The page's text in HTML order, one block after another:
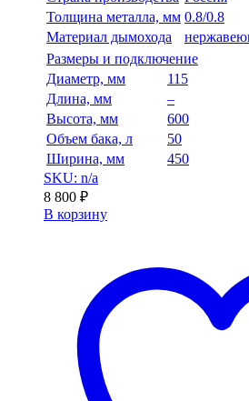
Толщина металла, мм 0.8/0.8
Материал дымохода
Размеры и подключение
Диаметр, мм
115
Длина, мм
–
Высота, мм
600
Объем бака, л
50
Ширина, мм
450
SKU: n/a
8 800 ₽
В корзину